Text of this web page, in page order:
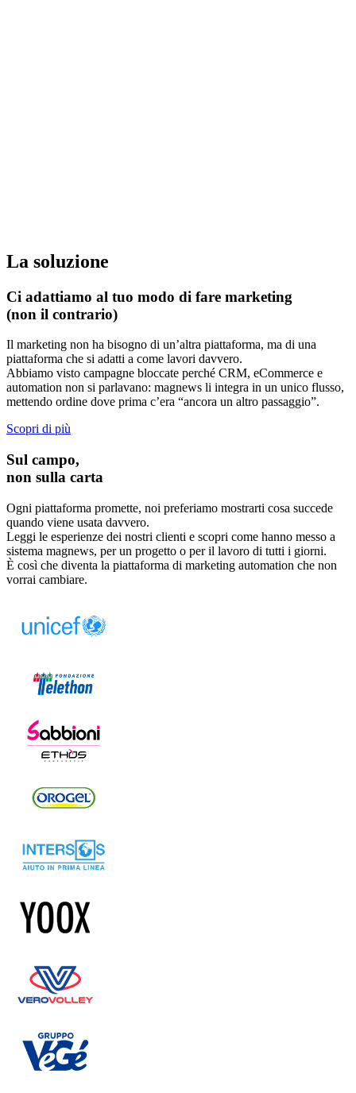
La soluzione
Ci adattiamo al tuo modo di fare marketing
(non il contrario)
Il marketing non ha bisogno di un’altra piattaforma, ma di una
piattaforma che si adatti a come lavori davvero.
Abbiamo visto campagne bloccate perché CRM, eCommerce e
automation non si parlavano: magnews li integra in un unico flusso,
mettendo ordine dove prima c’era “ancora un altro passaggio”.
Scopri di più
Sul campo,
non sulla carta
Ogni piattaforma promette, noi preferiamo mostrarti cosa succede
quando viene usata davvero.
Leggi le esperienze dei nostri clienti e scopri come hanno messo a
sistema magnews, per un progetto o per il lavoro di tutti i giorni.
È così che diventa la piattaforma di marketing automation che non
vorrai cambiare.